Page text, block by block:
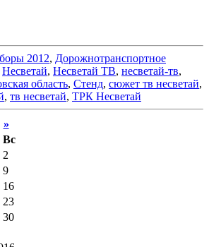
2012, Дорожнотранспортное
Несветай, Несветай ТВ, несветай-тв,
область, Стенд, сюжет тв несветай,
, тв несветай, ТРК Несветай
»
Вс
2
9
16
23
30